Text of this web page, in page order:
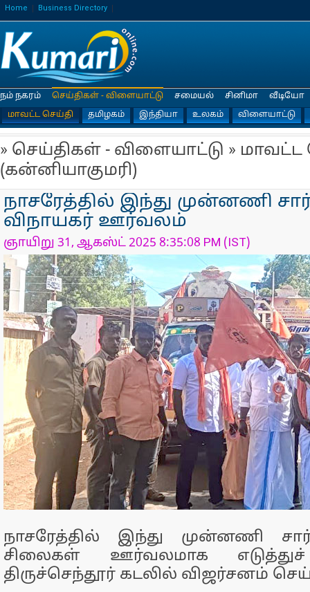
Home Business Directory
நம் நகரம்
செய்திகள் - விளையாட்டு
மாவட்ட செய்தி
தமிழகம் இந்தியா உலகம் விளையாட்டு
சமையல் சினிமா வீடியோ
» செய்திகள் - விளையாட்டு » மாவட்ட
(கன்னியாகுமரி)
நாசரேத்தில் இந்து முன்னணி
விநாயகர் ஊர்வலம்
ஞாயிறு 31, ஆகஸ்ட் 2025 8:35:08 PM (IST)
நாசரேத்தில் இந்து முன்னணி
சிலைகள் ஊர்வலமாக
திருச்செந்தூர் கடலில் விஜர்சனம்